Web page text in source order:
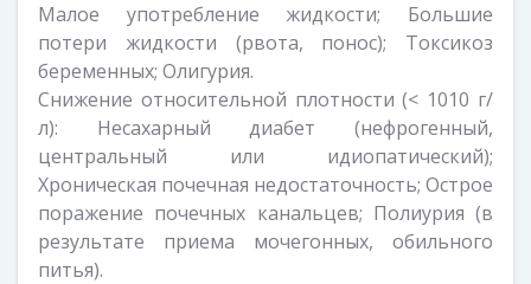
Малое употребление жидкости; Большие
потери жидкости (рвота, понос); Токсикоз
беременных; Олигурия.
Снижение относительной плотности (< 1010 г/
л): Несахарный диабет (нефрогенный,
центральный или идиопатический);
Хроническая почечная недостаточность; Острое
поражение почечных канальцев; Полиурия (в
результате приема мочегонных, обильного
питья).